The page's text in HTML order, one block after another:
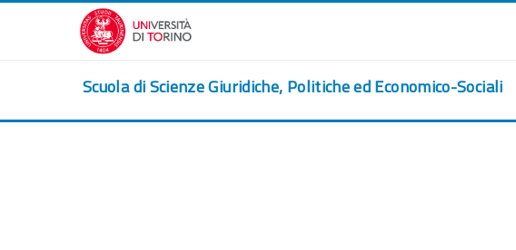
Vai al contenuto principale
Scuola di Scienze Giuridiche, Politiche ed Economico-Sociali